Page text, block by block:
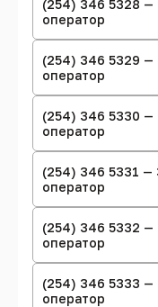
(254) 346 5328 —
оператор
(254) 346 5329 —
оператор
(254) 346 5330 —
оператор
(254) 346 5331 —
оператор
(254) 346 5332 —
оператор
(254) 346 5333 —
оператор